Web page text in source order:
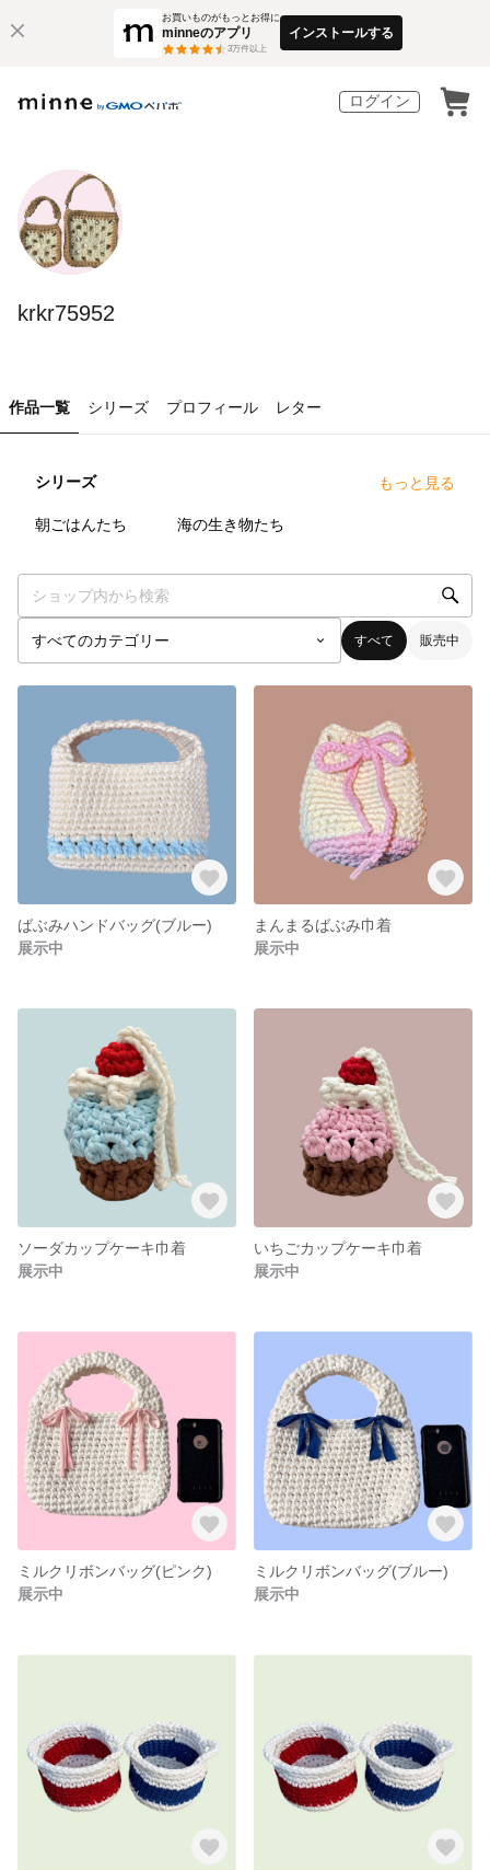
お買いものがもっとお得に
minneのアプリ
3万件以上
インストールする
ログイン
krkr75952
作品一覧 シリーズ プロフィール レター
シリーズ もっと見る
朝ごはんたち 海の生き物たち
すべて 販売中
ばぶみハンドバッグ(ブルー)
展示中
まんまるばぶみ巾着
展示中
ソーダカップケーキ巾着
展示中
いちごカップケーキ巾着
展示中
ミルクリボンバッグ(ピンク)
展示中
ミルクリボンバッグ(ブルー)
展示中